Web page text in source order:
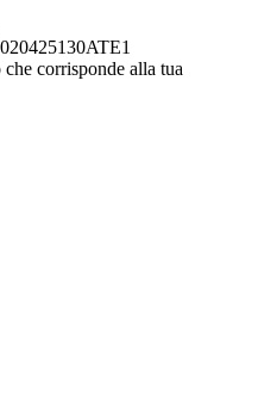
corrisponde alla tua